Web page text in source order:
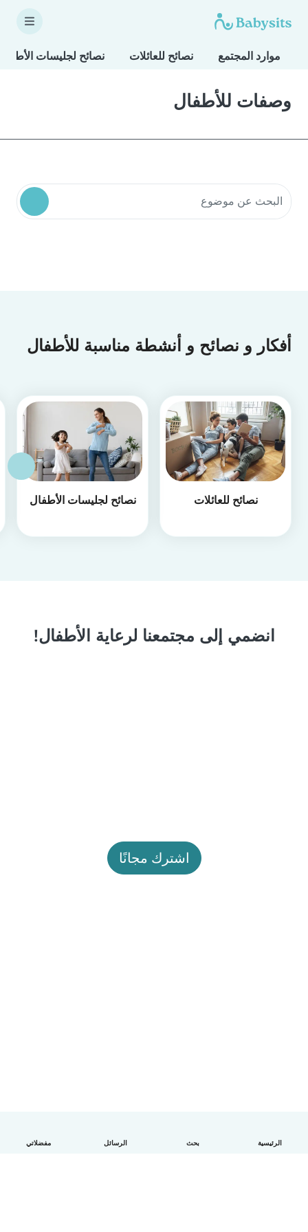
الرئيسية بحث الرسائل مفضلاتي
موارد المجتمع نصائح للعائلات نصائح لجليسات
وصفات للأطفال
البحث في موارد المجتمع
أفكار و نصائح و أنشطة مناسبة للأطفال
نصائح للعائلات نصائح لجليسات الأطفال
انضمي إلى مجتمعنا لرعاية الأطفال!
اشترك مجانًا